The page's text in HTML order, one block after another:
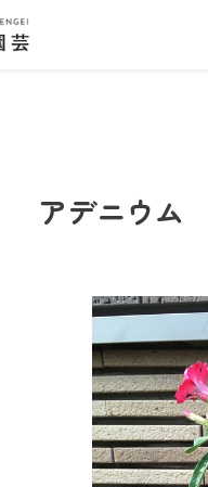
アデニウム